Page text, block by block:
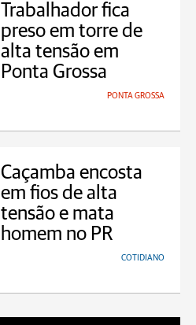
Trabalhador fica
preso em torre de
alta tensão em
Ponta Grossa
PONTA GROSSA
Caçamba encosta
em fios de alta
tensão e mata
homem no PR
COTIDIANO